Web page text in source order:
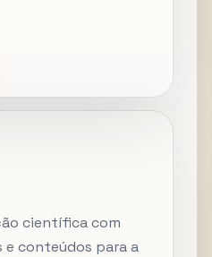
científica com
conteúdos para a